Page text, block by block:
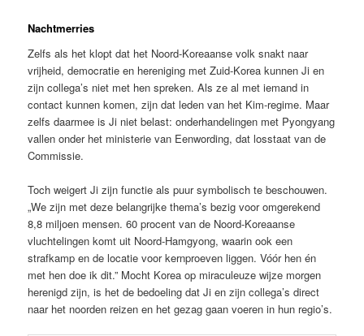
Nachtmerries
Zelfs als het klopt dat het Noord-Koreaanse volk snakt naar
vrijheid, democratie en hereniging met Zuid-Korea kunnen Ji en
zijn collega’s niet met hen spreken. Als ze al met iemand in
contact kunnen komen, zijn dat leden van het Kim-regime. Maar
zelfs daarmee is Ji niet belast: onderhandelingen met Pyongyang
vallen onder het ministerie van Eenwording, dat losstaat van de
Commissie.
Toch weigert Ji zijn functie als puur symbolisch te beschouwen.
„We zijn met deze belangrijke thema’s bezig voor omgerekend
8,8 miljoen mensen. 60 procent van de Noord-Koreaanse
vluchtelingen komt uit Noord-Hamgyong, waarin ook een
strafkamp en de locatie voor kernproeven liggen. Vóór hen én
met hen doe ik dit.” Mocht Korea op miraculeuze wijze morgen
herenigd zijn, is het de bedoeling dat Ji en zijn collega’s direct
naar het noorden reizen en het gezag gaan voeren in hun regio’s.